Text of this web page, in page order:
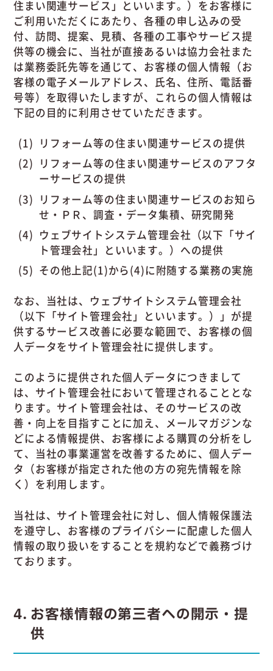
住まい関連サービス」といいます。）をお客様に
ご利用いただくにあたり、各種の申し込みの受
付、訪問、提案、見積、各種の工事やサービス提
供等の機会に、当社が直接あるいは協力会社また
は業務委託先等を通じて、お客様の個人情報（お
客様の電子メールアドレス、氏名、住所、電話番
号等）を取得いたしますが、これらの個人情報は
下記の目的に利用させていただきます。
リフォーム等の住まい関連サービスの提供
リフォーム等の住まい関連サービスのアフタ
ーサービスの提供
リフォーム等の住まい関連サービスのお知ら
せ・ＰＲ、調査・データ集積、研究開発
ウェブサイトシステム管理会社（以下「サイ
ト管理会社」といいます。）への提供
その他上記(1)から(4)に附随する業務の実施
なお、当社は、ウェブサイトシステム管理会社
（以下「サイト管理会社」といいます。）」が提
供するサービス改善に必要な範囲で、お客様の個
人データをサイト管理会社に提供します。
このように提供された個人データにつきまして
は、サイト管理会社において管理されることとな
ります。サイト管理会社は、そのサービスの改
善・向上を目指すことに加え、メールマガジンな
どによる情報提供、お客様による購買の分析をし
て、当社の事業運営を改善するために、個人デー
タ（お客様が指定された他の方の宛先情報を除
く）を利用します。
当社は、サイト管理会社に対し、個人情報保護法
を遵守し、お客様のプライバシーに配慮した個人
情報の取り扱いをすることを規約などで義務づけ
ております。
4 お客様情報の第三者への開示・提
供